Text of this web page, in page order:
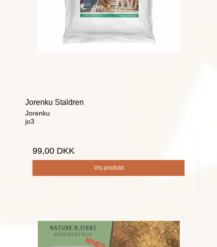
Jorenku Staldren
Jorenku
jo3
99,00 DKK
Vis produkt